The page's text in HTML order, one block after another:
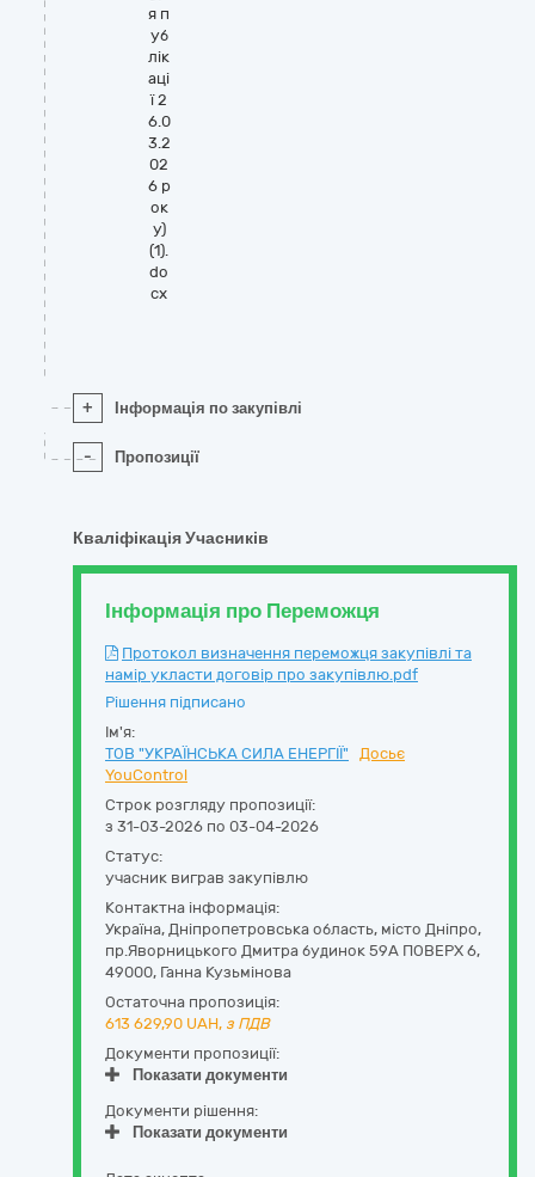
я п
уб
лік
аці
ї 2
6.0
3.2
02
6 р
ок
у)
(1).
do
cx
+ Інформація по закупівлі
- Пропозиції
Кваліфікація Учасників
Інформація про Переможця
Протокол визначення переможця закупівлі та
намір укласти договір про закупівлю.pdf
Рішення підписано
Ім'я:
ТОВ "УКРАЇНСЬКА СИЛА ЕНЕРГІЇ"
Досьє
YouControl
Строк розгляду пропозиції:
з 31-03-2026 по 03-04-2026
Статус:
учасник виграв закупівлю
Контактна інформація:
Україна, Дніпропетровська область, місто Дніпро,
пр.Яворницького Дмитра будинок 59А ПОВЕРХ 6,
49000, Ганна Кузьмінова
Остаточна пропозиція:
613 629,90 UAH, з ПДВ
Документи пропозиції:
Показати документи
Документи рішення:
Показати документи